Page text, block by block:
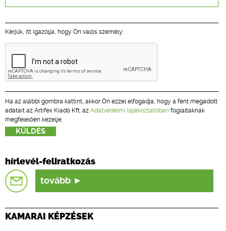
Kérjük, itt igazolja, hogy Ön valós személy:
Ha az alábbi gombra kattint, akkor Ön ezzel elfogadja, hogy a fent megadott
adatait az Artifex Kiadó Kft. az Adatvédelmi tájékoztatóban foglaltaknak
megfelelően kezelje.
hírlevél-feliratkozás
tovább
KAMARAI KÉPZÉSEK